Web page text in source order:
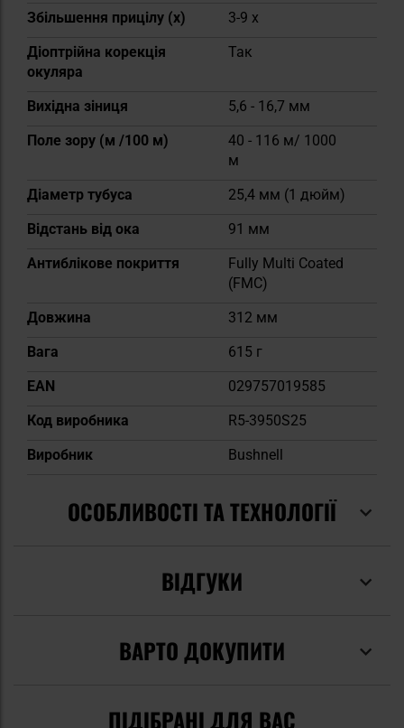
Збільшення прицілу (x)
3-9 x
Діоптрійна корекція
окуляра
Так
Вихідна зіниця
5,6 - 16,7 мм
Поле зору (м /100 м)
40 - 116 м/ 1000
м
Діаметр тубуса
25,4 мм (1 дюйм)
Відстань від ока
91 мм
Антиблікове покриття
Fully Multi Coated
(FMC)
Довжина
312 мм
Вага
615 г
EAN
029757019585
Код виробника
R5-3950S25
Виробник
Bushnell
ОСОБЛИВОСТІ ТА ТЕХНОЛОГІЇ
ВІДГУКИ
ВАРТО ДОКУПИТИ
ПІДІБРАНІ ДЛЯ ВАС